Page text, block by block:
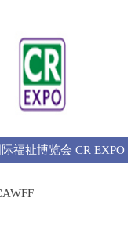
福祉博览会 CR EXPO